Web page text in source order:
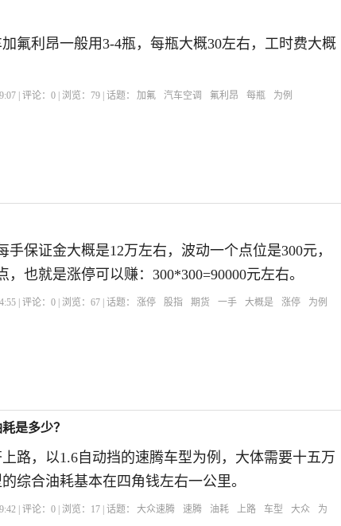
氟利昂一般用3-4瓶，每瓶大概30左右，工时费大概
| 评论：0 | 浏览： 79 | 话题： 加氟 汽车空调 氟利昂 每瓶 为例
手保证金大概是12万左右，波动一个点位是300元，
，也就是涨停可以赚：300*300=90000元左右。
| 评论：0 | 浏览：67 | 话题： 涨停 股指 期货 一手 大概是 涨停 为例
是多少？
路，以1.6自动挡的速腾车型为例，大体需要十五万
综合油耗基本在四角钱左右一公里。
| 评论：0 | 浏览： 17 | 话题： 大众速腾 速腾 油耗 上路 车型 大众
为